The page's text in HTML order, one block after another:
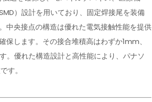
）設計を用いており、固定焊接尾を装備
中央接点の構造は優れた電気接触性能を提供
します。その接合堆積高はわずか1mm、
優れた構造設計と高性能により、パナソ
す。